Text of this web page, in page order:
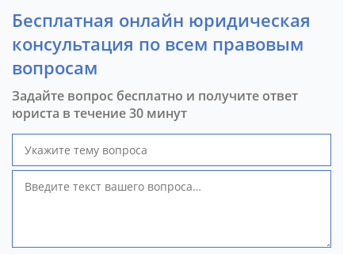
Бесплатная онлайн юридическая
консультация по всем правовым
вопросам
Задайте вопрос бесплатно и получите ответ
юриста в течение 30 минут